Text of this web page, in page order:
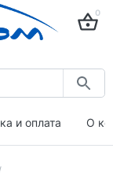
0
и оплата О